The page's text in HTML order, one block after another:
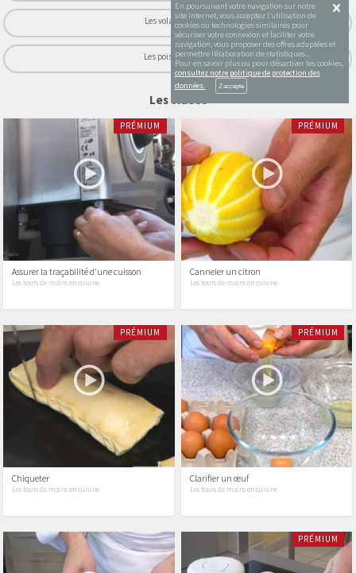
En poursuivant votre navigation sur notre
site internet, vous acceptez l’utilisation de
cookies ou technologies similaires pour
sécuriser votre connexion et faciliter votre
navigation, vous proposer des offres adaptées et
permettre l’élaboration de statistiques...
Pour en savoir plus ou pour désactiver les cookies,
consultez notre politique de protection des
données.
Les volailles
Les poissons
Les vidéos
PRÉMIUM
Assurer la traçabilité d'une cuisson
Les tours de mains en cuisine
PRÉMIUM
Canneler un citron
Les tours de mains en cuisine
PRÉMIUM
Chiqueter
Les tours de mains en cuisine
PRÉMIUM
Clarifier un œuf
Les tours de mains en cuisine
PRÉMIUM